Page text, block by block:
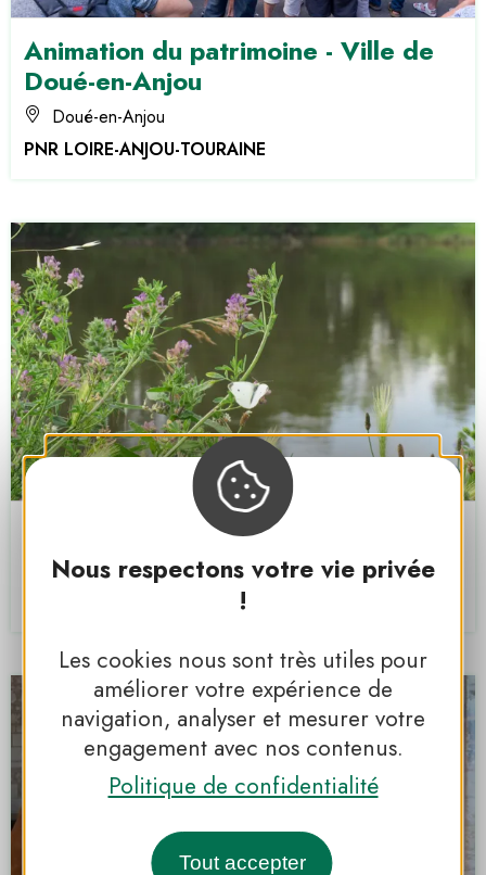
Nous respectons votre vie privée
!
Les cookies nous sont très utiles pour
améliorer votre expérience de
navigation, analyser et mesurer votre
engagement avec nos contenus.
Politique de confidentialité
Tout accepter
Animation du patrimoine - Ville de
Doué-en-Anjou
Doué-en-Anjou
PNR LOIRE-ANJOU-TOURAINE
La Chapelle-aux-Naux
PNR LOIRE-ANJOU-TOURAINE